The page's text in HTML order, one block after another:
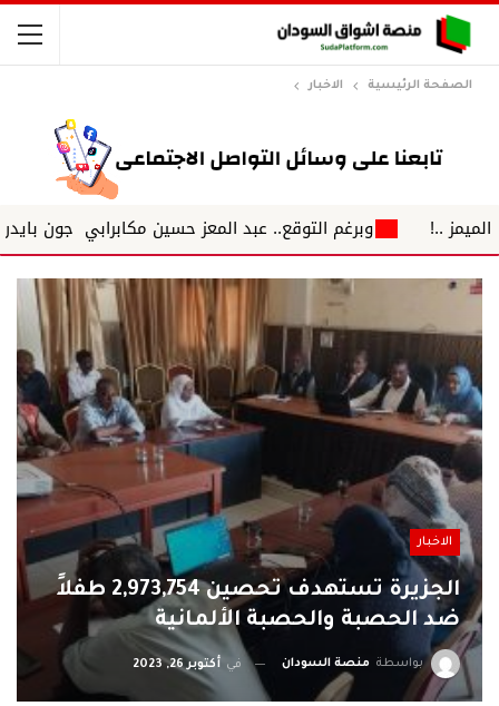
الصفحة الرئيسية الاخبار
وبرغم التوقع.. عبد المعز حسين مكابرابي جون بايدن ...بين
الاخبار
الجزيرة تستهدف تحصين 2,973,754 طفلاً
ضد الحصبة والحصبة الألمانية
بواسطة منصة السودان في أكتوبر 26, 2023